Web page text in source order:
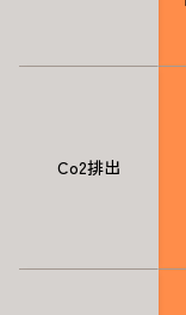
Co2排出